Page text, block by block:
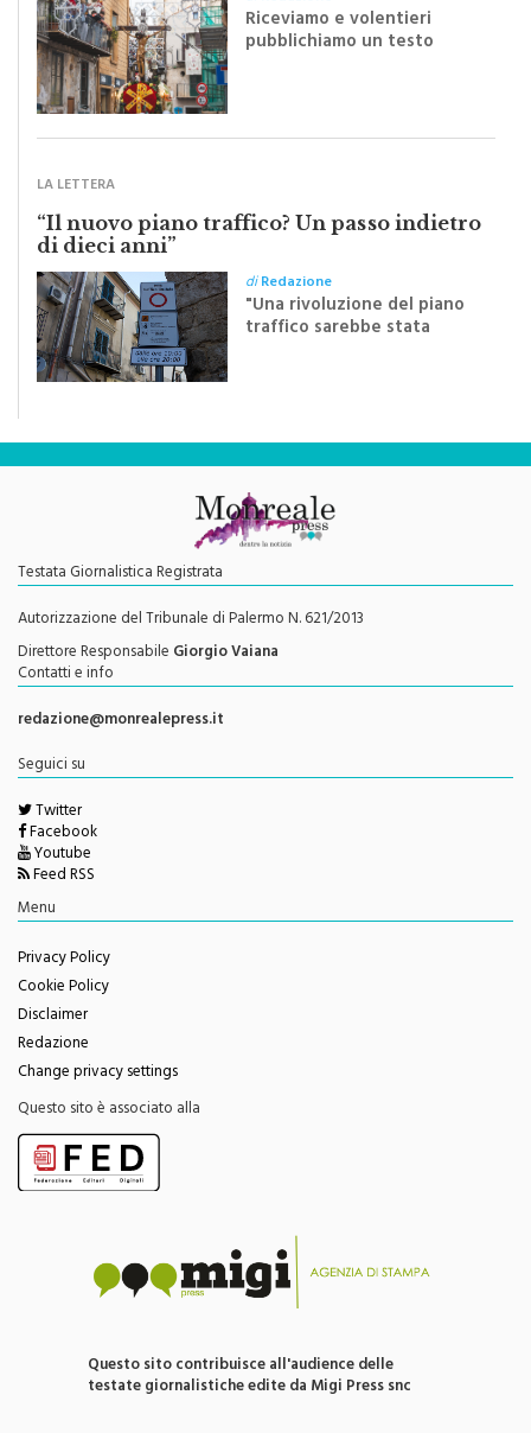
pubblichiamo un testo
inviato dalla scrittrice
monrealese Mariella
“Il nuovo piano traffico? Un passo indietro
di dieci anni”
"Una rivoluzione del piano
traffico sarebbe stata
efficace se preceduta da
una rivoluzione culturale"
Testata Giornalistica Registrata
Autorizzazione del Tribunale di Palermo N. 621/2013
Direttore ResponsabileGiorgio Vaiana
Contatti e info
redazione@monrealepress.it
Twitter
Facebook
Youtube
Feed RSS
Menu
Privacy Policy
Cookie Policy
Disclaimer
Redazione
Change privacy settings
Questo sito è associato alla
testate giornalistiche edite da Migi Press snc